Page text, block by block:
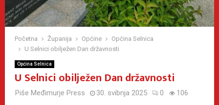
Početna Županija Općine
Općina Selnica
U Selnici obilježen Dan državnosti
Općina Selnica
U Selnici obilježen Dan državnosti
Piše Međimurje Press 30. svibnja 2025 0 106